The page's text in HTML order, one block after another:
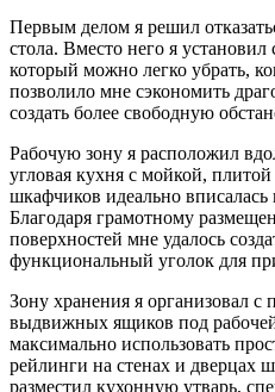
Первым делом я решил
стола. Вместо него я
который можно легко убрать,
позволило мне сэкономить
создать более свободную
Рабочую зону я расположил
угловая кухня с мойкой,
шкафчиков идеально вписалась
Благодаря грамотному
поверхностей мне удалось
функциональный уголок для
Зону хранения я организовал
выдвижных ящиков под
максимально использовать
рейлинги на стенах и дверцах
разместил кухонную утварь,